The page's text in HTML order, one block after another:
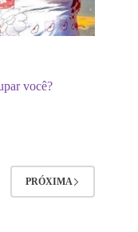
você?
PRÓXIMA